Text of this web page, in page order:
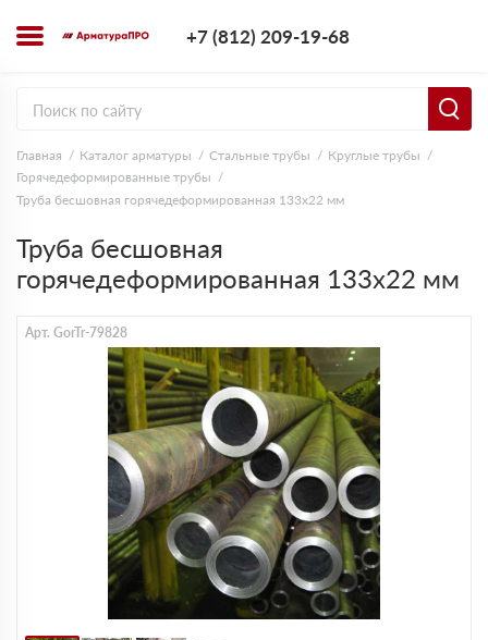
+7 (812) 209-19-68
Главная Каталог арматуры Стальные трубы
Круглые трубы
Горячедеформированные трубы
Труба бесшовная горячедеформированная 133х22 мм
Труба бесшовная
горячедеформированная 133х22 мм
Арт. GorTr-79828